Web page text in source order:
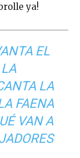
ya!
EL
LA
FAENA
VAN A